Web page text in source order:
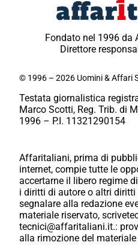
Fondato nel 1996 da
Direttore
© 1996 – 2026 Uomini & Affari
Testata giornalistica
Marco Scotti, Reg. Trib. di
1996 – P.I. 11321290154
Affaritaliani, prima di
internet, compie tutte le
accertarne il libero regime
i diritti di autore o altri diritti
segnalare alla redazione
materiale riservato,
tecnici@affaritaliani.it.:
alla rimozione del